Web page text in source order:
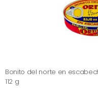
Bonito del norte en
112 g